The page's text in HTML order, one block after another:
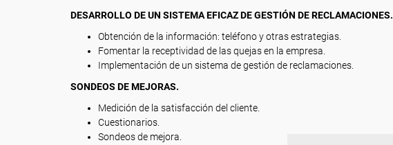
DESARROLLO DE UN SISTEMA EFICAZ DE GESTIÓN DE RECLAMACIONES.
Obtención de la información: teléfono y otras estrategias.
Fomentar la receptividad de las quejas en la empresa.
Implementación de un sistema de gestión de reclamaciones.
SONDEOS DE MEJORAS.
Medición de la satisfacción del cliente.
Cuestionarios.
Sondeos de mejora.